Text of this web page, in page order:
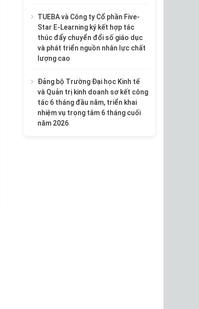
TUEBA và Công ty Cổ phần Five-
Star E-Learning ký kết hợp tác
thúc đẩy chuyển đổi số giáo dục
và phát triển nguồn nhân lực chất
lượng cao
Đảng bộ Trường Đại học Kinh tế
và Quản trị kinh doanh sơ kết công
tác 6 tháng đầu năm, triển khai
nhiệm vụ trọng tâm 6 tháng cuối
năm 2026